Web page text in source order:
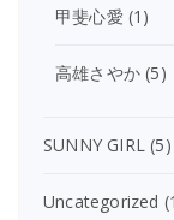
甲斐心愛 (1)
高雄さやか (5)
SUNNY GIRL (5)
Uncategorized